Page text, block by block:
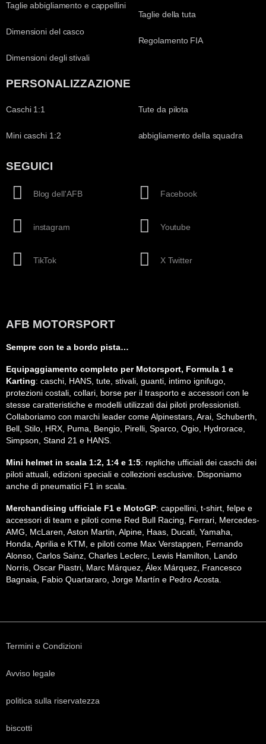
Taglie abbigliamento e cappellini
Dimensioni del casco
Dimensioni degli stivali
Taglie della tuta
Regolamento FIA
PERSONALIZZAZIONE
Caschi 1:1
Mini caschi 1:2
Tute da pilota
abbigliamento della squadra
SEGUICI
Blog dell'AFB
instagram
TikTok
Facebook
Youtube
X Twitter
AFB MOTORSPORT
Sempre con te a bordo pista…
Equipaggiamento completo per Motorsport, Formula 1 e
Karting: caschi, HANS, tute, stivali, guanti, intimo ignifugo,
protezioni costali, collari, borse per il trasporto e accessori con le
stesse caratteristiche e modelli utilizzati dai piloti professionisti.
Collaboriamo con marchi leader come Alpinestars, Arai, Schuberth,
Bell, Stilo, HRX, Puma, Bengio, Pirelli, Sparco, Ogio, Hydrorace,
Simpson, Stand 21 e HANS.
Mini helmet in scala 1:2, 1:4 e 1:5: repliche ufficiali dei caschi dei
piloti attuali, edizioni speciali e collezioni esclusive. Disponiamo
anche di pneumatici F1 in scala.
Merchandising ufficiale F1 e MotoGP: cappellini, t-shirt, felpe e
accessori di team e piloti come Red Bull Racing, Ferrari, Mercedes-
AMG, McLaren, Aston Martin, Alpine, Haas, Ducati, Yamaha,
Honda, Aprilia e KTM, e piloti come Max Verstappen, Fernando
Alonso, Carlos Sainz, Charles Leclerc, Lewis Hamilton, Lando
Norris, Oscar Piastri, Marc Márquez, Álex Márquez, Francesco
Bagnaia, Fabio Quartararo, Jorge Martín e Pedro Acosta.
Termini e Condizioni
Avviso legale
politica sulla riservatezza
biscotti